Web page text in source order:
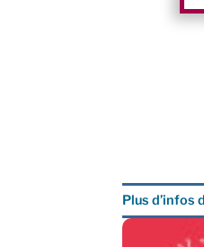
Plus d’infos